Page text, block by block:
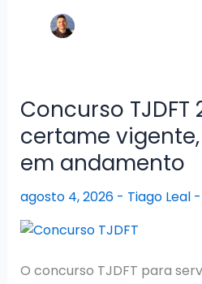
Concurso TJDFT
certame
em andamento
agosto 4, 2026 - Tiago Leal -
O concurso TJDFT para